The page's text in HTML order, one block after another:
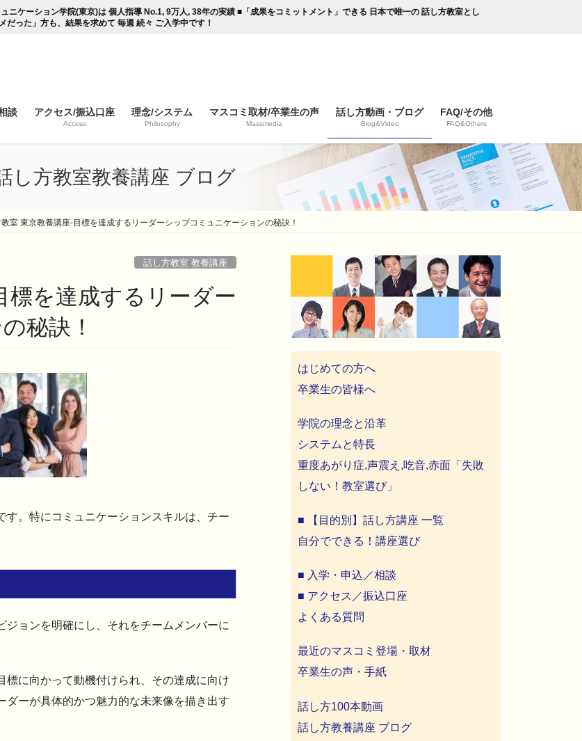
ニケーション学院(東京)は 個人指導 No.1, 9万人, 38年の実績 ■「成果をコミットメント」できる 日本で唯一の 話し方教室とし
った」方も、結果を求めて 毎週 続々 ご入学中です！
談 アクセス/振込口座
Access
理念/システム
Philosophy
マスコミ取材/卒業生の声
Massmedia
話し方動画・ブログ
Blog&Video
FAQ/その他
FAQ&Others
し方教室教養講座 ブログ
室 東京教養講座-目標を達成するリーダーシップコミュニケーションの秘訣！
話し方教室 教養講座
標を達成するリーダー
秘訣！
す。特にコミュニケーションスキルは、チー
ョンを明確にし、それをチームメンバーに
標に向かって動機付けられ、その達成に向け
ーが具体的かつ魅力的な未来像を描き出す
はじめての方へ
卒業生の皆様へ
学院の理念と沿革
システムと特長
重度あがり症,声震え,吃音,赤面「失敗
しない！教室選び」
■ 【目的別】話し方講座 一覧
自分でできる！講座選び
■ 入学・申込／相談
■ アクセス／振込口座
よくある質問
最近のマスコミ登場・取材
卒業生の声・手紙
話し方100本動画
話し方教養講座 ブログ